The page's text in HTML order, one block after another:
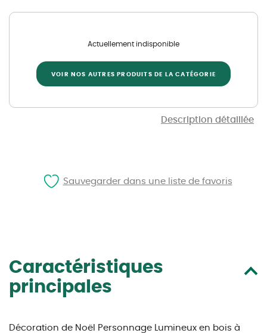
Description détaillée
Actuellement indisponible
VOIR NOS AUTRES PRODUITS DE LA CATÉGORIE
Caractéristiques
principales
Décoration de Noël Personnage Lumineux en bois à
Sauvegarder dans une liste de favoris